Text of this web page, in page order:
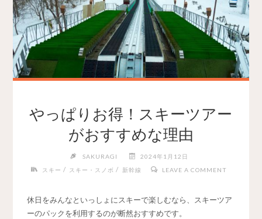
やっぱりお得！スキーツアー
がおすすめな理由
SAKURAGI
2024年1月12日
スキー / スキー・スノボ / 新幹線 LEAVE A COMMENT
休日をみんなといっしょにスキーで楽しむなら、スキーツア
ーのパックを利用するのが断然おすすめです。